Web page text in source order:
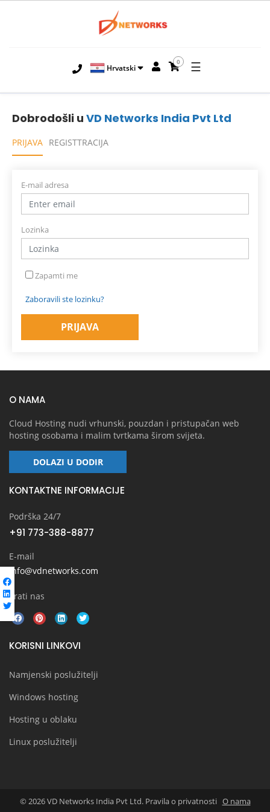
Hrvatski
0 ☰
Dobrodošli u VD Networks India Pvt Ltd
PRIJAVA REGISTTRACIJA
E-mail adresa
Lozinka
Zapamti me
Zaboravili ste lozinku?
O NAMA
Cloud Hosting nudi vrhunski, pouzdan i pristupačan web
hosting osobama i malim tvrtkama širom svijeta.
DOLAZI U DODIR
KONTAKTNE INFORMACIJE
Podrška 24/7
+91 773-388-8877
E-mail
info@vdnetworks.com
Prati nas
KORISNI LINKOVI
Namjenski poslužitelji
Windows hosting
Hosting u oblaku
Linux poslužitelji
© 2026 VD Networks India Pvt Ltd. Pravila o privatnosti O nama